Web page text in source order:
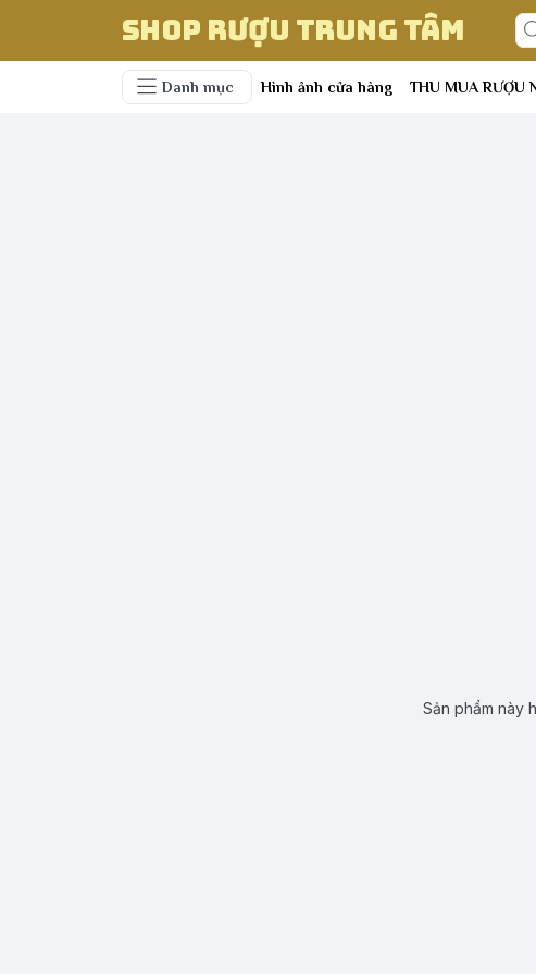
Shop Rượu Trung Tâm
Danh mục Hình ảnh cửa hàng THU MUA RƯỢU
Sản phẩm này